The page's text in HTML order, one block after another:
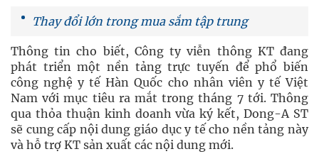
Thay đổi lớn trong mua sắm tập trung
Thông tin cho biết, Công ty viễn thông KT đang
phát triển một nền tảng trực tuyến để phổ biến
công nghệ y tế Hàn Quốc cho nhân viên y tế Việt
Nam với mục tiêu ra mắt trong tháng 7 tới. Thông
qua thỏa thuận kinh doanh vừa ký kết, Dong-A ST
sẽ cung cấp nội dung giáo dục y tế cho nền tảng này
và hỗ trợ KT sản xuất các nội dung mới.